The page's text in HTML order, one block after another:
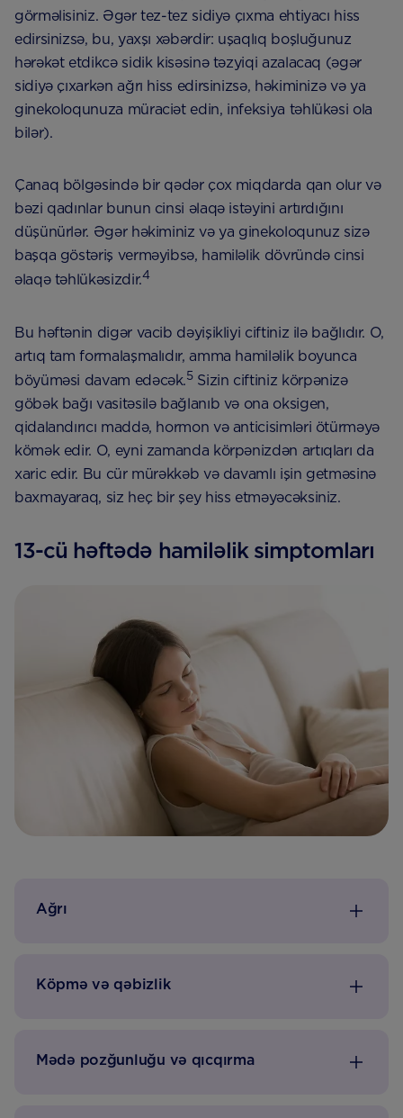
görməlisiniz. Əgər tez-tez sidiyə çıxma ehtiyacı hiss
edirsinizsə, bu, yaxşı xəbərdir: uşaqlıq boşluğunuz
hərəkət etdikcə sidik kisəsinə təzyiqi azalacaq (əgər
sidiyə çıxarkən ağrı hiss edirsinizsə, həkiminizə və ya
ginekoloqunuza müraciət edin, infeksiya təhlükəsi ola
bilər).
Çanaq bölgəsində bir qədər çox miqdarda qan olur və
bəzi qadınlar bunun cinsi əlaqə istəyini artırdığını
düşünürlər. Əgər həkiminiz və ya ginekoloqunuz sizə
başqa göstəriş verməyibsə, hamiləlik dövründə cinsi
əlaqə təhlükəsizdir.4
Bu həftənin digər vacib dəyişikliyi ciftiniz ilə bağlıdır. O,
artıq tam formalaşmalıdır, amma hamiləlik boyunca
böyüməsi davam edəcək.5Sizin ciftiniz körpənizə
göbək bağı vasitəsilə bağlanıb və ona oksigen,
qidalandırıcı maddə, hormon və anticisimləri ötürməyə
kömək edir. O, eyni zamanda körpənizdən artıqları da
xaric edir. Bu cür mürəkkəb və davamlı işin getməsinə
baxmayaraq, siz heç bir şey hiss etməyəcəksiniz.
13-cü həftədə hamiləlik simptomları
Ağrı
Köpmə və qəbizlik
Mədə pozğunluğu və qıcqırma